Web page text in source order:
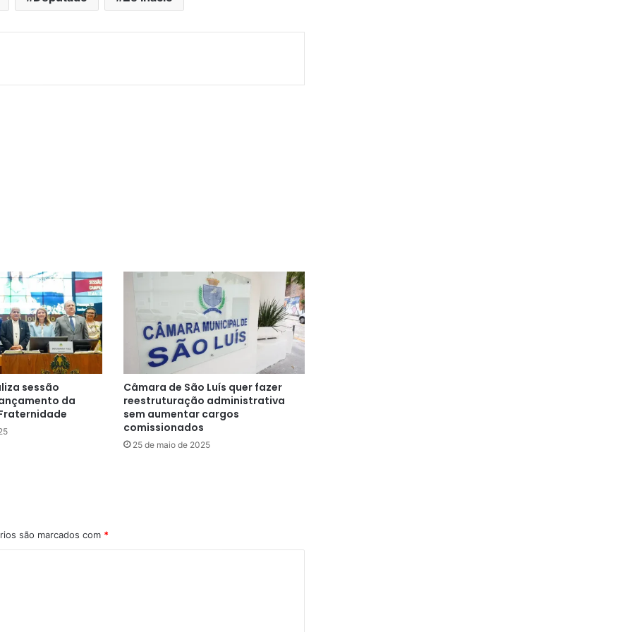
sessão
da
Câmara de São Luís quer fazer
reestruturação administrativa
sem aumentar cargos
comissionados
25 de maio de 2025
são marcados com *